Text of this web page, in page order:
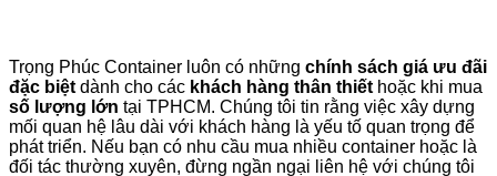
Trọng Phúc Container luôn có những chính sách giá ưu đãi
đặc biệt dành cho các khách hàng thân thiết hoặc khi mua
số lượng lớn tại TPHCM. Chúng tôi tin rằng việc xây dựng
mối quan hệ lâu dài với khách hàng là yếu tố quan trọng để
phát triển. Nếu bạn có nhu cầu mua nhiều container hoặc là
đối tác thường xuyên, đừng ngần ngại liên hệ với chúng tôi